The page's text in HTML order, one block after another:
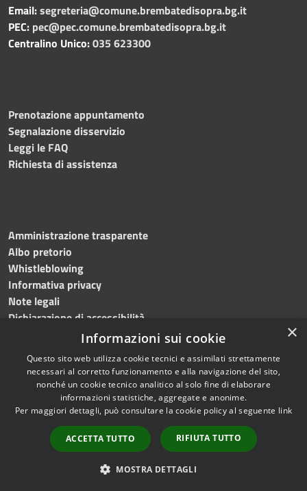
Email:segreteria@comune.brembatedisopra.bg.it
PEC: pec@pec.comune.brembatedisopra.bg.it
Centralino Unico:035 623300
Prenotazione appuntamento
Segnalazione disservizio
Leggi le FAQ
Richiesta di assistenza
Amministrazione trasparente
Albo pretorio
Whistleblowing
Informativa privacy
Note legali
Dichiarazione di accessibilità
Accessibilità
Privacy
Mappa del sito
Copyright © 2024Comune
di Brembate di Sopra
Powered by
Municipium •Accesso
redazione
×
Informazioni sui cookie
Questo sito web utilizza cookie tecnici e assimilati strettamente
necessari al corretto funzionamento e alla navigazione del sito,
nonché un cookie tecnico analitico al solo fine di elaborare
informazioni statistiche, aggregate e anonime.
Per maggiori dettagli, può consultare la cookie policy al seguente link
ACCETTA TUTTO RIFIUTA TUTTO
MOSTRA DETTAGLI